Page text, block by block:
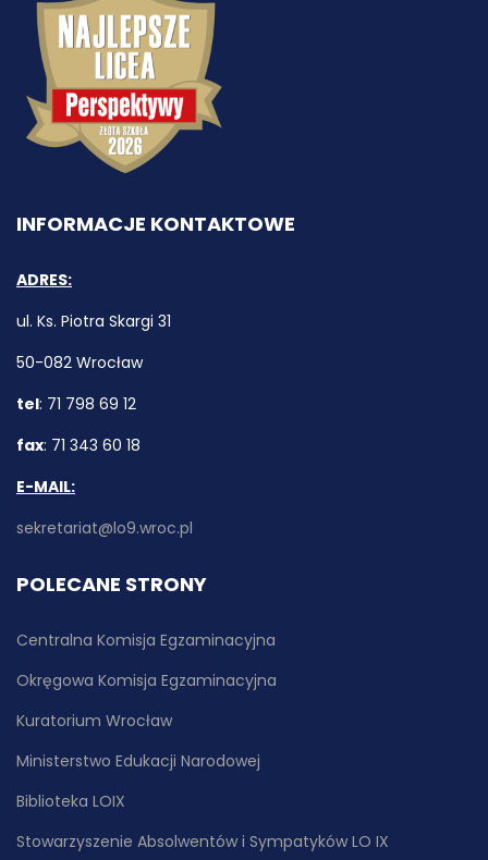
INFORMACJE KONTAKTOWE
ADRES:
ul. Ks. Piotra Skargi 31
50-082 Wrocław
tel: 71 798 69 12
fax: 71 343 60 18
E-MAIL:
sekretariat@lo9.wroc.pl
POLECANE STRONY
Centralna Komisja Egzaminacyjna
Okręgowa Komisja Egzaminacyjna
Kuratorium Wrocław
Ministerstwo Edukacji Narodowej
Biblioteka LOIX
Stowarzyszenie Absolwentów i Sympatyków LO IX